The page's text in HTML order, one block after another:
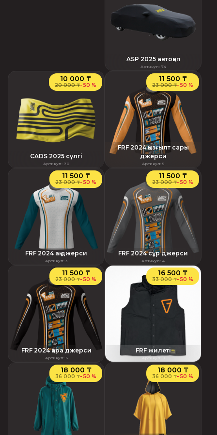
ASP 2025 автоқап
Артикул: 74
10 000 ₸
20 000 ₸- 50 %
CADS 2025 сүлгі
Артикул: 70
11 500 ₸
23 000 ₸- 50 %
FRF 2024 қызғылт сары
джерси
Артикул: 5
11 500 ₸
23 000 ₸- 50 %
FRF 2024 ақ джерси
Артикул: 3
11 500 ₸
23 000 ₸- 50 %
FRF 2024 сұр джерси
Артикул: 4
11 500 ₸
23 000 ₸- 50 %
FRF 2024 қара джерси
Артикул: 6
16 500 ₸
33 000 ₸- 50 %
FRF жилеті
Артикул 9
18 000 ₸
36 000 ₸- 50 %
18 000 ₸
36 000 ₸- 50 %